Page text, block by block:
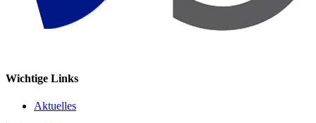
Wichtige Links
Aktuelles